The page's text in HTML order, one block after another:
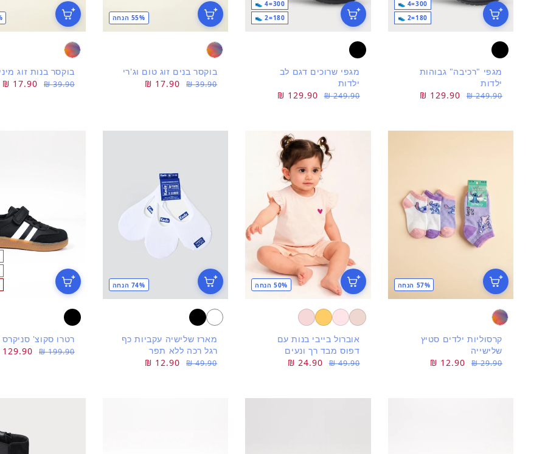
300=4 👟
180=2 👟
מגפי "רכיבה" גבוהות
ילדות
מחיר
249.90 ₪
מחיר
129.90 ₪
300=4 👟
180=2 👟
מגפי שרוכים דגם לב
ילדות
מחיר
249.90 ₪
מחיר
129.90 ₪
55% הנחה
בוקסר בנים זוג טום וג'רי
מחיר
39.90 ₪
מחיר
17.90 ₪
בוקסר בנות זוג מיני
מחיר
39.90 ₪
מחיר
17.90 ₪
57% הנחה
קרסוליות ילדים סטיץ
שלישייה
מחיר
29.90 ₪
מחיר
12.90 ₪
50% הנחה
אוברול בייבי בנות עם
דפוס מבד רך ונעים
מחיר
49.90 ₪
מחיר
24.90 ₪
74% הנחה
מארז שלישיה עקביות כף
רגל רכה ללא תפר
מחיר
49.90 ₪
מחיר
12.90 ₪
רטרו סקוצ' סניקרס
מחיר
199.90 ₪
מחיר
129.90 ₪